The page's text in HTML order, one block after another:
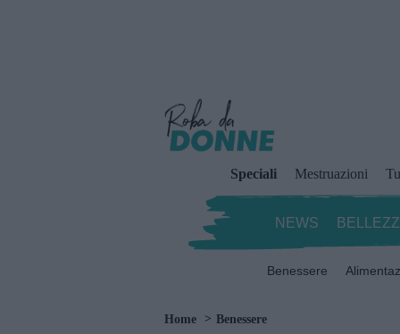
Speciali Mestruazioni
NEWS
Benessere
Home Benessere